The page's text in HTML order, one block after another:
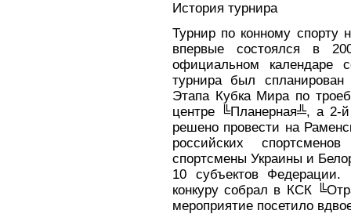
История турнира
Турнир по конному спорту
впервые состоялся в
официальном календаре
турнира был
Этапа Кубка Мира по
центре ╚Планерная╩, а 2-
решено провести на
российских
спортсмены Украины и
10 субъектов
конкуру собрал в КСК
мероприятие посетило